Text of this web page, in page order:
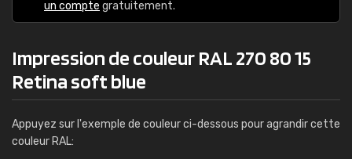
un compte gratuitement.
Impression de couleur RAL 270 80 15
Retina soft blue
Appuyez sur l'exemple de couleur ci-dessous pour agrandir cette
couleur RAL: